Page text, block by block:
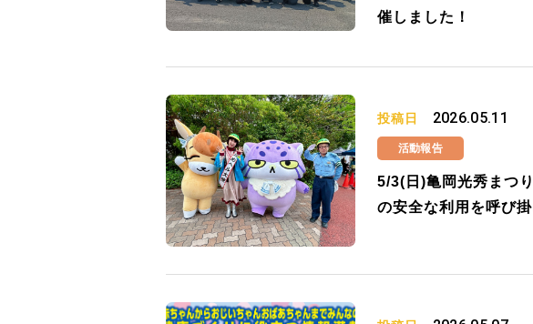
催しました！
投稿日 2026.05.11
活動報告
5/3(日)亀岡光秀まつ
の安全な利用を呼び掛